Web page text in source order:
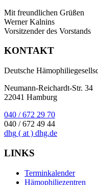
Mit freundlichen Grüßen
Werner Kalnins
Vorsitzender des Vorstands
KONTAKT
Deutsche
Neumann-Reichardt-Str. 34
22041 Hamburg
040 / 672 29 70
040 / 672 49 44
dhg ( at ) dhg.de
LINKS
Terminkalender
Hämophiliezentren